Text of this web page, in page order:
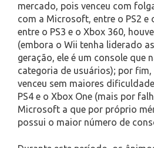
mercado, pois venceu com
com a Microsoft, entre o PS2 e
entre o PS3 e o Xbox 360,
(embora o Wii tenha liderado
geração, ele é um console que
categoria de usuários); por fim,
venceu sem maiores
PS4 e o Xbox One (mais por
Microsoft a que por próprio
possui o maior número de